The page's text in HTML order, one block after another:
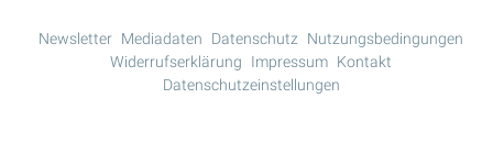
Newsletter Mediadaten Datenschutz Nutzungsbedingungen
Widerrufserklärung
Impressum Kontakt
Datenschutzeinstellungen